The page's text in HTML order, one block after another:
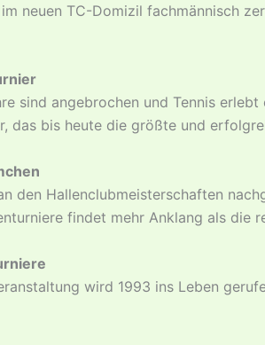
neuen TC-Domizil fachmännisch
sind angebrochen und Tennis
das bis heute die größte und
den Hallenclubmeisterschaften
findet mehr Anklang als die
wird 1993 ins Leben